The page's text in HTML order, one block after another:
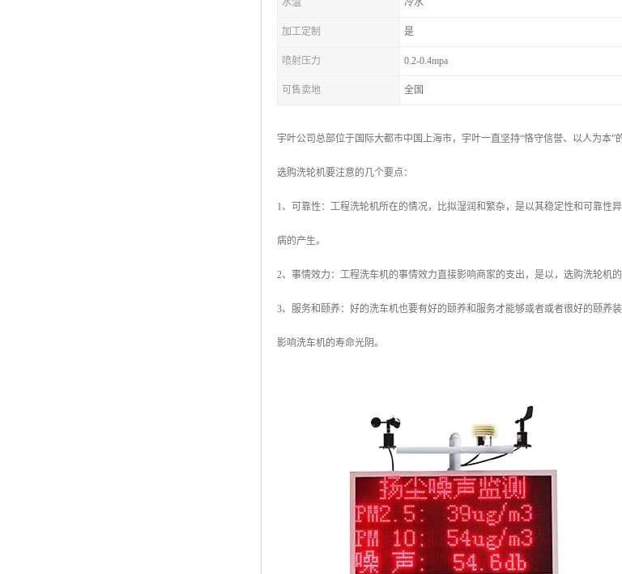
水温 冷水
加工定制 是
喷射压力 0.2-0.4mpa
可售卖地 全国
宇叶公司总部位于国际大都市中国上海市，宇叶一直坚持“恪守信誉、以人为本
选购洗轮机要注意的几个要点：
1、可靠性：工程洗轮机所在的情况，比拟湿润和繁杂，是以其稳定性和可靠
病的产生。
2、事情效力：工程洗车机的事情效力直接影响商家的支出，是以，选购洗轮机
3、服务和颐养：好的洗车机也要有好的颐养和服务才能够或者或者很好的颐
影响洗车机的寿命光阴。